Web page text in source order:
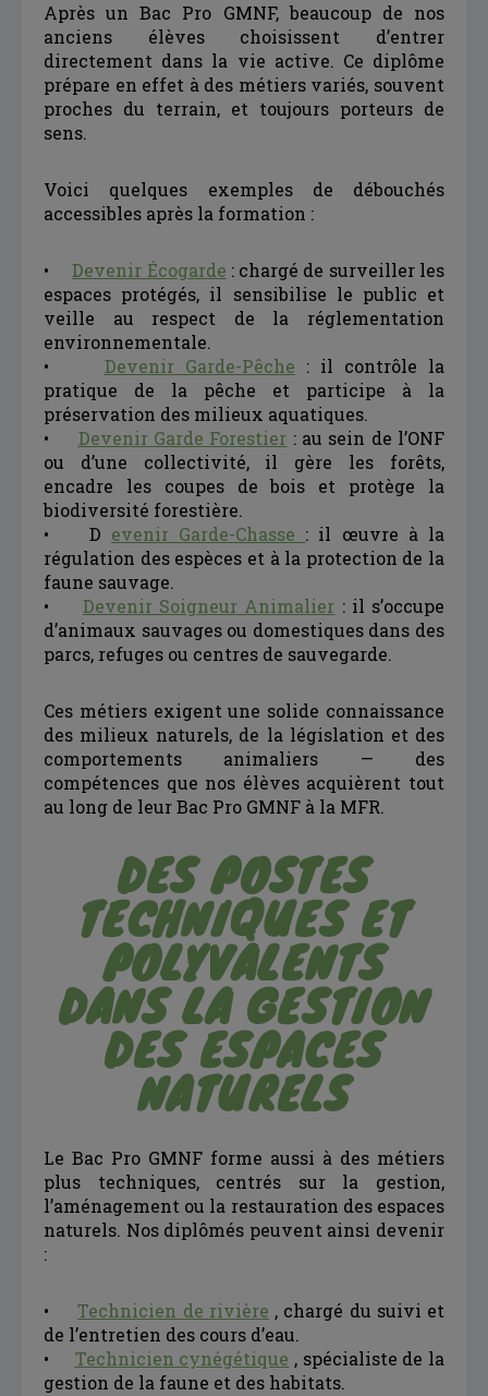
Après un Bac Pro GMNF, beaucoup de nos
anciens élèves choisissent d’entrer
directement dans la vie active. Ce diplôme
prépare en effet à des métiers variés, souvent
proches du terrain, et toujours porteurs de
sens.
Voici quelques exemples de débouchés
accessibles après la formation :
•Devenir Écogarde : chargé de surveiller les
espaces protégés, il sensibilise le public et
veille au respect de la réglementation
environnementale.
• Devenir Garde-Pêche : il contrôle la
pratique de la pêche et participe à la
préservation des milieux aquatiques.
• Devenir Garde Forestier : au sein de l’ONF
ou d’une collectivité, il gère les forêts,
encadre les coupes de bois et protège la
biodiversité forestière.
• D evenir Garde-Chasse : il œuvre à la
régulation des espèces et à la protection de la
faune sauvage.
• Devenir Soigneur Animalier : il s’occupe
d’animaux sauvages ou domestiques dans des
parcs, refuges ou centres de sauvegarde.
Ces métiers exigent une solide connaissance
des milieux naturels, de la législation et des
comportements animaliers — des
compétences que nos élèves acquièrent tout
au long de leur Bac Pro GMNF à la MFR.
DES POSTES
TECHNIQUES ET
POLYVALENTS
DANS LA GESTION
DES ESPACES
NATURELS
Le Bac Pro GMNF forme aussi à des métiers
plus techniques, centrés sur la gestion,
l’aménagement ou la restauration des espaces
naturels. Nos diplômés peuvent ainsi devenir
:
•Technicien de rivière , chargé du suivi et
de l’entretien des cours d’eau.
• Technicien cynégétique , spécialiste de la
gestion de la faune et des habitats.